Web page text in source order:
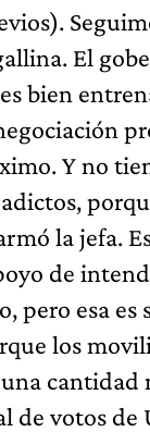
El
bien
Y no
la jefa.
de
pero esa es
los
cantidad
de votos de